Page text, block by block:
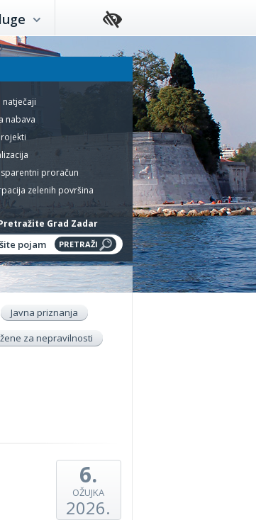
natječaji
nabava
proračun
zelenih površina
Grad Zadar
Javna priznanja
za nepravilnosti
6.
OŽUJKA
2026.